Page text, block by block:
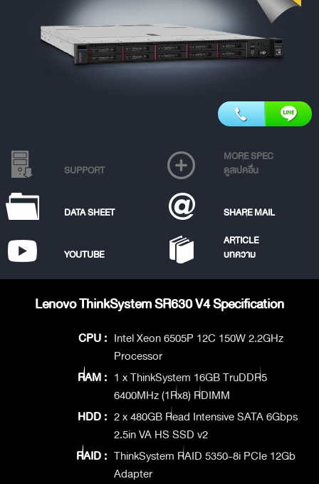
SUPPORT
MORE SPEC
ดูสเปคอื่น
DATA SHEET SHARE MAIL
YOUTUBE
ARTICLE
บทความ
Lenovo ThinkSystem SR630 V4 Specification
CPU : Intel Xeon 6505P 12C 150W 2.2GHz
Processor
RAM : 1 x ThinkSystem 16GB TruDDR5
6400MHz (1Rx8) RDIMM
HDD : 2 x 480GB Read Intensive SATA 6Gbps
2.5in VA HS SSD v2
RAID : ThinkSystem RAID 5350-8i PCIe 12Gb
Adapter